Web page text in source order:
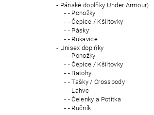
Pánské doplňky Under Armour)
- Ponožky
- Čepice / Kšiltovky
- Pásky
- Rukavice
Unisex doplňky
- Ponožky
- Čepice / Kšiltovky
- Batohy
- Tašky / Crossbody
- Lahve
- Čelenky a Potítka
- Ručník